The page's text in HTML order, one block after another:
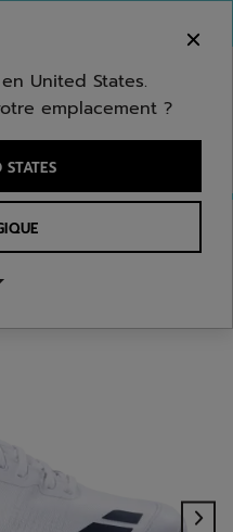
d'article
United States.
emplacement ?
STATES